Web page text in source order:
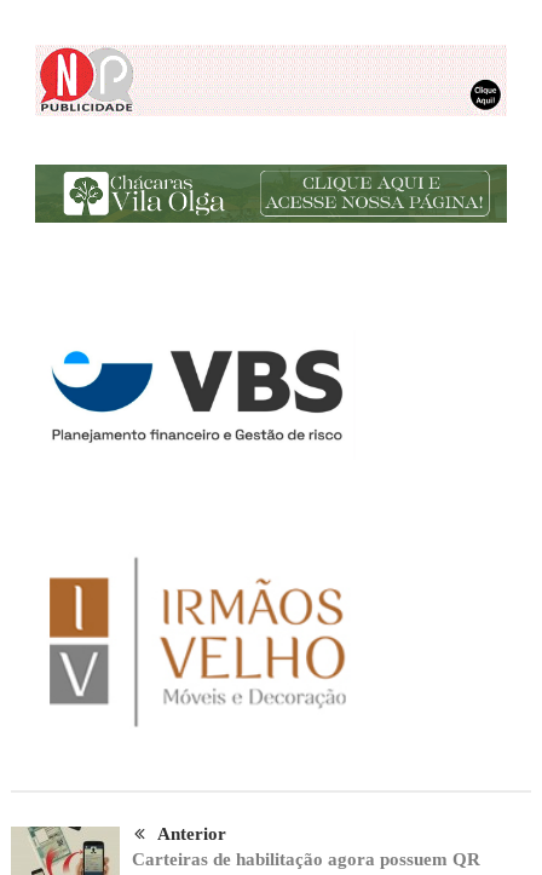
Anterior
Carteiras de habilitação agora possuem QR